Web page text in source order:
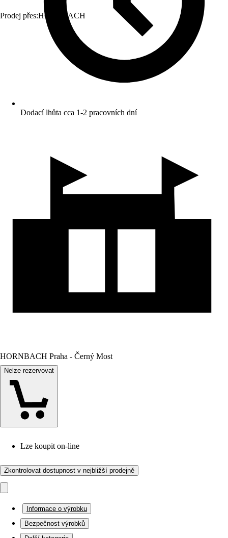
Prodej přes:HORNBACH
Dodací lhůta cca 1-2 pracovních dní
HORNBACH Praha - Černý Most
Nelze rezervovat
Lze koupit on-line
Zkontrolovat dostupnost v nejbližší prodejně
Informace o výrobku
Bezpečnost výrobků